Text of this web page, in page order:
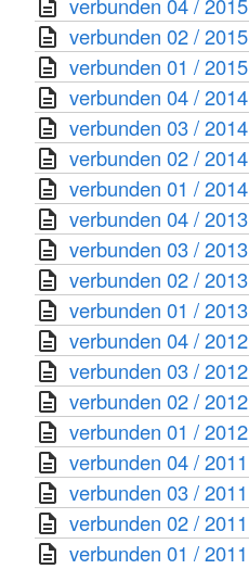
verbunden 04 / 2015
verbunden 02 / 2015
verbunden 01 / 2015
verbunden 04 / 2014
verbunden 03 / 2014
verbunden 02 / 2014
verbunden 01 / 2014
verbunden 04 / 2013
verbunden 03 / 2013
verbunden 02 / 2013
verbunden 01 / 2013
verbunden 04 / 2012
verbunden 03 / 2012
verbunden 02 / 2012
verbunden 01 / 2012
verbunden 04 / 2011
verbunden 03 / 2011
verbunden 02 / 2011
verbunden 01 / 2011